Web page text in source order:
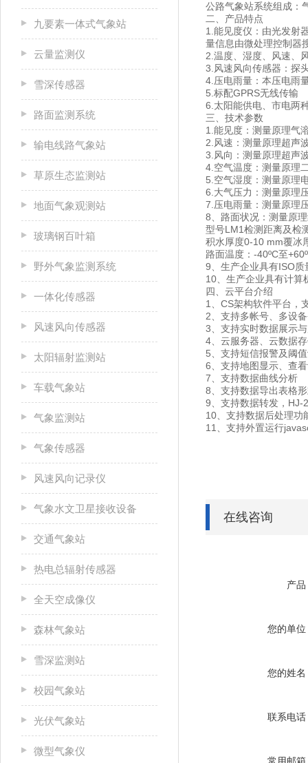
九要素一体式气象站
云量监测仪
雪深传感器
路面监测系统
输电线路气象站
草原生态监测站
地面气象观测站
玻璃钢百叶箱
野外气象监测系统
一体化传感器
风速风向传感器
太阳辐射监测站
车载气象站
气象监测站
气象传感器
风速风向记录仪
气象水文卫星接收设备
交通气象站
热电总辐射传感器
全天空成像仪
森林气象站
雪深监测站
校园气象站
光伏气象站
微型气象仪
公路气象站系统组成：
二、产品特点
1.能见度仪：由光发射
量信息由微处理控制器
2.温度、湿度、风速、
3.风速风向传感器：探
4.压电雨量：本压电雨
5.标配GPRS无线传输
6.太阳能供电、市电两
三、技术参数
1.能见度：测量原理气
2.风速：测量原理超声
3.风向：测量原理超声
4.空气温度：测量原
5.空气湿度：测量原理
6.大气压力：测量原理
7.压电雨量：测量原理
8、路面状况：测量原
型号LM1检测距离及检
积水厚度0-10 mm覆冰
路面温度：-40ºC至
9、生产企业具有ISO
10、生产企业具有计算
四、云平台介绍
1、CS架构软件平台，
2、支持多帐号、多设
3、支持实时数据展示
4、云服务器、云数据
5、支持短信报警及阈
6、支持地图显示、查
7、支持数据曲线分析
8、支持数据导出表格
9、支持数据转发，HJ-
10、支持数据后处理功
11、支持外置运行
在线咨询
产品
您的单位
您的姓名
联系电话